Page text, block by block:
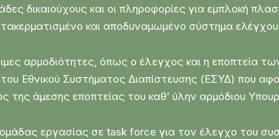
δικαιούχους και οι πληροφορίες για εμπλοκή
και αποδυναμωμένο σύστημα
αρμοδιότητες, όπως ο έλεγχος και η εποπτεία
Εθνικού Συστήματος Διαπίστευσης (ΕΣΥΔ) που
της άμεσης εποπτείας του καθ’ ύλην αρμόδιου
εργασίας σε task force για τον έλεγχο του